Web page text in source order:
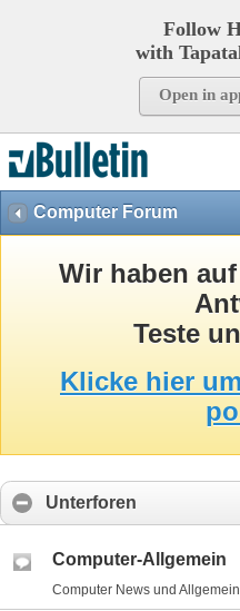
Follow
with
Open in
Computer Forum
Wir haben
Teste
Klicke hier
Unterforen
Computer-Allgemein
Computer News und
Page Time:0,08749
Templates:30